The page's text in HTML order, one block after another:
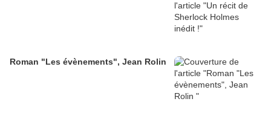
Roman "Les évènements", Jean Rolin